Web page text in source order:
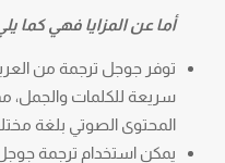
أما عن المزايا فهي كما
توفر جوجل ترجمة من
سريعة للكلمات والجمل،
المحتوى الصوتي بلغة
يمكن استخدام ترجمة